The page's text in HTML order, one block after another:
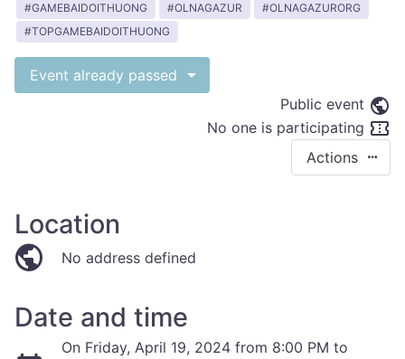
GAMEBAIDOITHUONG OLNAGAZUR
OLNAGAZURORG
TOPGAMEBAIDOITHUONG
Event already passed
Public event
No one is participating
Actions
Location
No address defined
Date and time
On Friday, April 19, 2024 from 8:00 PM to